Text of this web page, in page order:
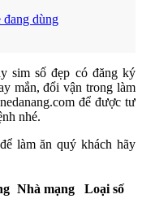
dùng
sim số đẹp có đăng ký
mắn, đổi vận trong làm
để được tư
nhé.
làm ăn quý khách hãy
Nhà mạng
Loại số